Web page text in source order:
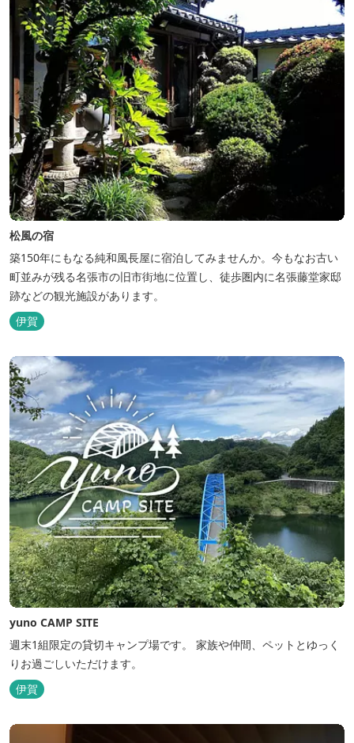
松風の宿
築150年にもなる純和風長屋に宿泊してみませんか。今もなお古い
町並みが残る名張市の旧市街地に位置し、徒歩圏内に名張藤堂家邸
跡などの観光施設があります。
伊賀
yuno CAMP SITE
週末1組限定の貸切キャンプ場です。 家族や仲間、ペットとゆっく
りお過ごしいただけます。
伊賀